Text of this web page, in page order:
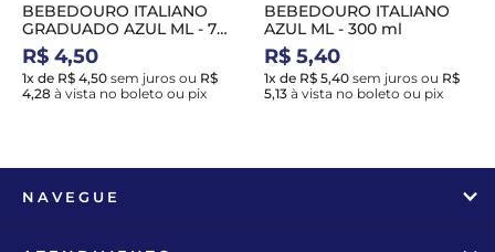
BEBEDOURO ITALIANO
GRADUADO AZUL ML - 75
ml
R$ 4,50
1x de R$ 4,50 sem juros ou R$
4,28 à vista no boleto ou pix
BEBEDOURO ITALIANO
AZUL ML - 300 ml
R$ 5,40
1x de R$ 5,40 sem juros ou R$
5,13 à vista no boleto ou pix
NAVEGUE